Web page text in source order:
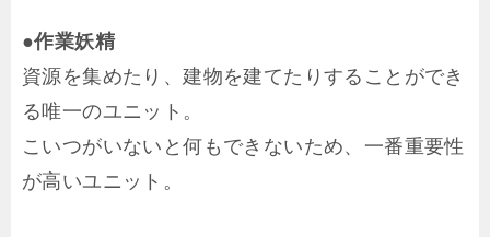
●作業妖精
資源を集めたり、建物を建てたりすることができ
る唯一のユニット。
こいつがいないと何もできないため、一番重要性
が高いユニット。